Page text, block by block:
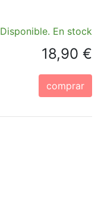
Disponible. En stock
18,90 €
comprar